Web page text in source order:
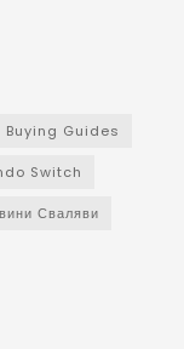
Buying Guides
Switch
Сваляви